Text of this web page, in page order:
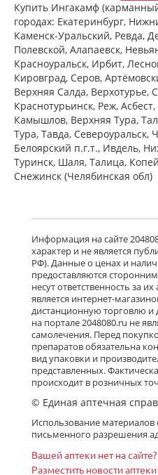
Купить Ингакамф
городах: Екатеринбург,
Каменск-Уральский, Ревда,
Полевской, Алапаевск,
Красноуральск, Ирбит,
Кировград, Серов,
Верхняя Салда, Верхотурье,
Краснотурьинск, Реж,
Камышлов, Верхняя Тура,
Тура, Тавда, Североуральск,
Белоярский п.г.т., Ивдель,
Туринск, Шаля, Талица,
Снежинск (Челябинская обл)
Информация на сайте
характер и не является
РФ). Данные о ценах и
предоставляются
несут ответственность за
является интернет-
дистанционную торговлю и
на портале 2048080.ru не
самолечения. Перед
препаратов обязательна
вид упаковки и
представленных.
происходит в розничных
© Единая аптечная
Использование материалов
письменного разрешения
Вашей аптеки нет на сайте?
Разместить новости аптеки